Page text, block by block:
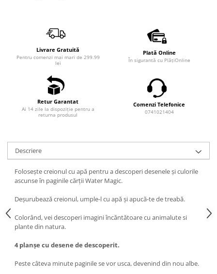
Livrare Gratuită
Pentru comenzi mai mari de 299.99
lei
Plată Online
În sigurantă cu PlățiOnline
Retur Garantat
Ai 14 zile la dispoziție pentru a
returna produsul
Comenzi Telefonice
0741021404
Descriere
Folosește creionul cu apă pentru a descoperi desenele și culorile
ascunse în paginile cărții Water Magic.
Deșurubează creionul, umple-l cu apă și apucă-te de treabă.
Colorând, vei descoperi imagini încăntătoare cu animalute si
plante din natura.
4 planșe cu desene de descoperit.
Peste câteva minute paginile se vor usca, devenind din nou albe.